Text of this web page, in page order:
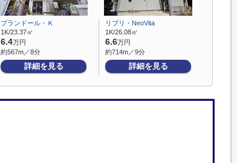
プランドール・Ｋ
1K/23.37㎡
6.4万円
約567m／8分
詳細を見る
リブリ・NeoVita
1K/26.08㎡
6.6万円
約714m／9分
詳細を見る